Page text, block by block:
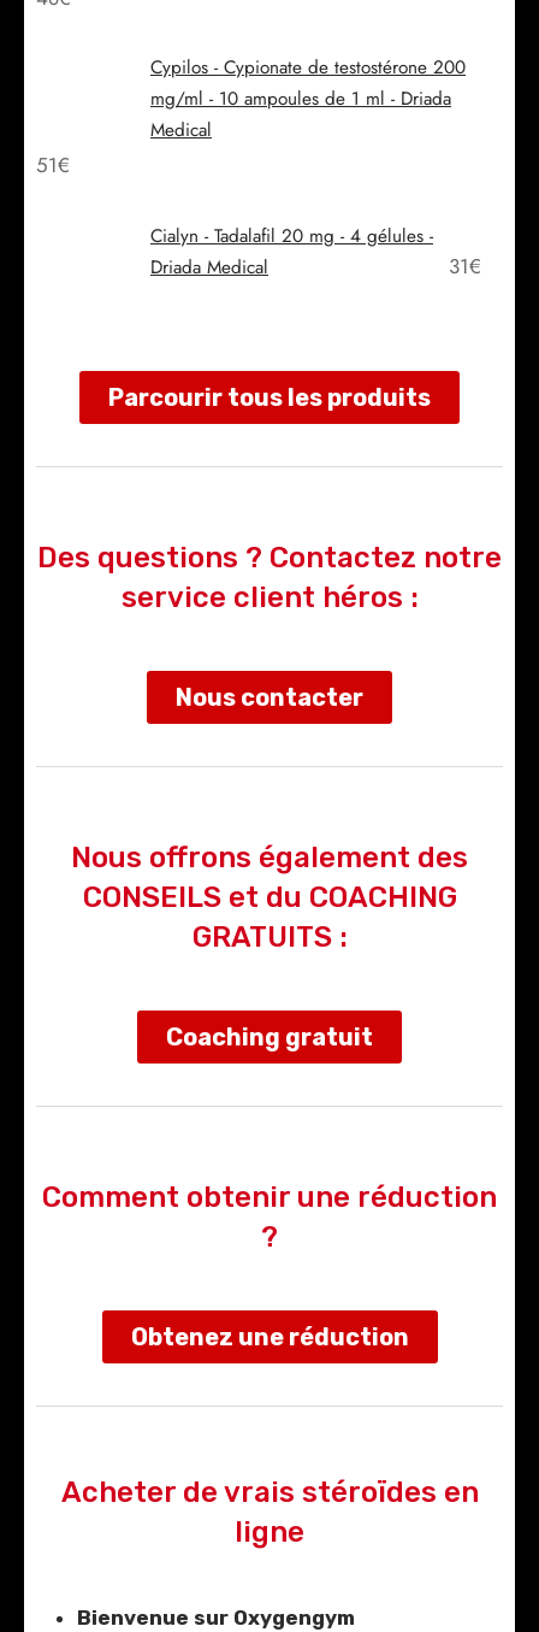
Cypilos - Cypionate de testostérone 200
mg/ml - 10 ampoules de 1 ml - Driada
Medical
51€
Cialyn - Tadalafil 20 mg - 4 gélules -
Driada Medical
31€
Parcourir tous les produits
Des questions ? Contactez notre
service client héros :
Nous contacter
Nous offrons également des
CONSEILS et du COACHING
GRATUITS :
Coaching gratuit
Comment obtenir une réduction
?
Obtenez une réduction
Acheter de vrais stéroïdes en
ligne
Bienvenue sur Oxygengym